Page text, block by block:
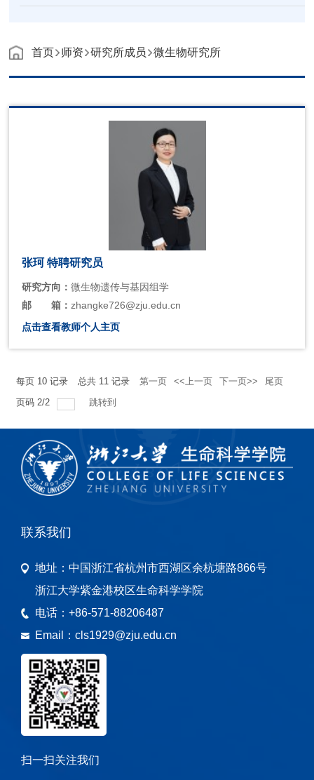
首页 师资 研究所成员 微生物研究所
张珂 特聘研究员
研究方向：微生物遗传与基因组学
邮
箱：zhangke726@zju.edu.cn
点击查看教师个人主页
每页 10 记录 总共 11 记录 第一页 <<上一页 下一页>>
尾页
页码 2/2 跳转到
联系我们
地址： 中国浙江省杭州市西湖区余杭塘路866号
浙江大学紫金港校区生命科学学院
电话： +86-571-88206487
Email： cls1929@zju.edu.cn
扫一扫关注我们